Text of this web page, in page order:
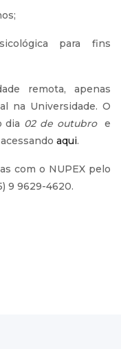
para fins
remota, apenas
na Universidade. O
dia 02 de outubro e
aqui.
com o NUPEX pelo
9 9629-4620.